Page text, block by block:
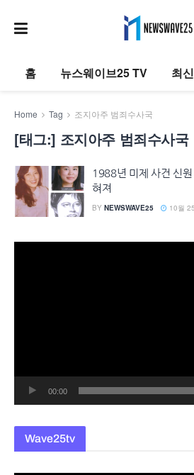
홈 뉴스웨이브25 TV 최
Home Tag 조지아주 범죄수사국
[태그:] 조지아주 범죄수사국
1988년 미제 사건 신
혀져
BY NEWSWAVE25 10월
00:00
Wave25tv